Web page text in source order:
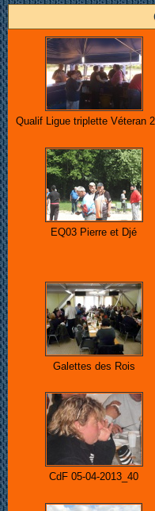
Qualif Ligue triplette Véteran
EQ03 Pierre et Djé
Galettes des Rois
CdF 05-04-2013_40